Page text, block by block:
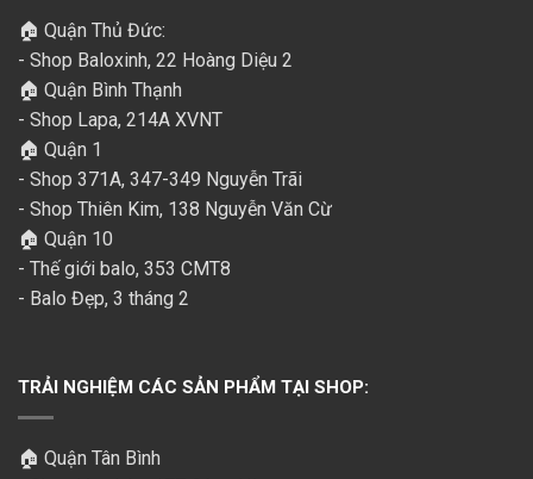
🏠 Quận Thủ Đức:
- Shop Baloxinh, 22 Hoàng Diệu 2
🏠 Quận Bình Thạnh
- Shop Lapa, 214A XVNT
🏠 Quận 1
- Shop 371A, 347-349 Nguyễn Trãi
- Shop Thiên Kim, 138 Nguyễn Văn Cừ
🏠 Quận 10
- Thế giới balo, 353 CMT8
- Balo Đẹp, 3 tháng 2
TRẢI NGHIỆM CÁC SẢN PHẨM TẠI SHOP:
🏠 Quận Tân Bình